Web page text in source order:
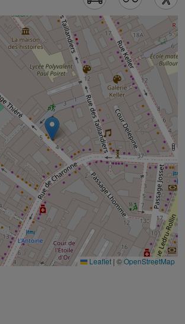
Leaflet | ©OpenStreetMap